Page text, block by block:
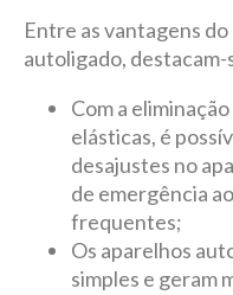
Entre as vantagens
autoligado, destacam-
Com a
elásticas, é
desajustes no
de emergência
frequentes;
Os aparelhos
simples e geram